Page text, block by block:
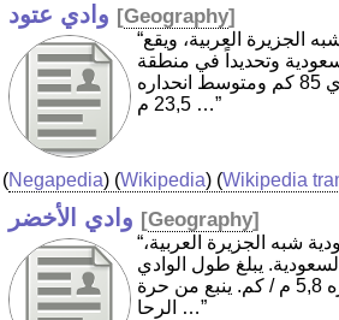
وادي عتود [Geography]
“وادي عتود هو أحد أودية شبه الجزيرة العربية، ويقع
وتحديداً في منطقة
جازان. يبلغ طول الوادي 85 كم ومتوسط انحداره
23,5 م …”
(Negapedia) (Wikipedia) (Wikipedia
وادي الأخضر [Geography]
“وادي الأخضر هو أحد أودية شبه الجزيرة العربية،
يبلغ طول الوادي
150 كم ومتوسط انحداره 5,8 م / كم. ينبع من حرة
الرحا …”